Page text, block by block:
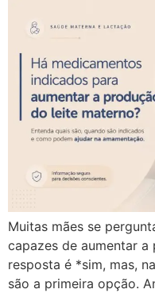
Muitas mães se
capazes de aumentar
resposta é *sim, mas,
são a primeira opção.